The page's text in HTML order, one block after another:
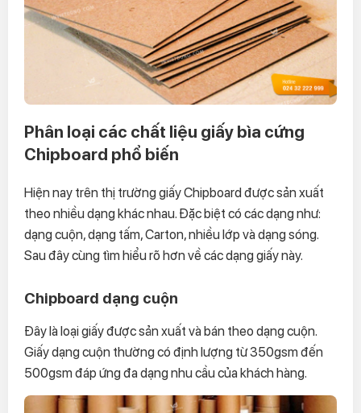
Phân loại các chất liệu giấy bìa cứng
Chipboard phổ biến
Hiện nay trên thị trường giấy Chipboard được sản xuất
theo nhiều dạng khác nhau. Đặc biệt có các dạng như:
dạng cuộn, dạng tấm, Carton, nhiều lớp và dạng sóng.
Sau đây cùng tìm hiểu rõ hơn về các dạng giấy này.
Chipboard dạng cuộn
Đây là loại giấy được sản xuất và bán theo dạng cuộn.
Giấy dạng cuộn thường có định lượng từ 350gsm đến
500gsm đáp ứng đa dạng nhu cầu của khách hàng.